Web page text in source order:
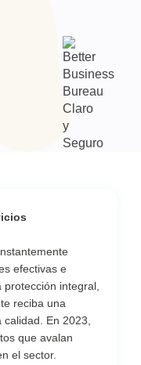
efectivas e
integral,
reciba una
En 2023,
que avalan
el sector.